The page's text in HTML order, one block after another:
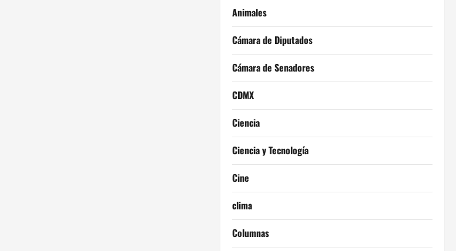
Animales
Cámara de Diputados
Cámara de Senadores
CDMX
Ciencia
Ciencia y Tecnología
Cine
clima
Columnas